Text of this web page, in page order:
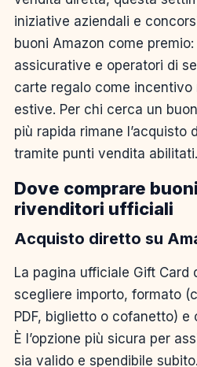
iniziative aziendali e
buoni Amazon come
assicurative e operatori di
carte regalo come incentivo
estive. Per chi cerca un
più rapida rimane l’acquisto
tramite punti vendita abilitati.
Dove comprare
rivenditori ufficiali
Acquisto diretto su
La pagina ufficiale Gift Card
scegliere importo, formato
PDF, biglietto o cofanetto) e
È l’opzione più sicura per
sia valido e spendibile subito.